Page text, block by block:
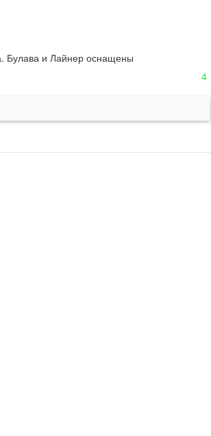
Булава и Лайнер оснащены
4